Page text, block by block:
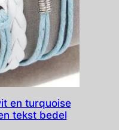
en turquoise
tekst bedel